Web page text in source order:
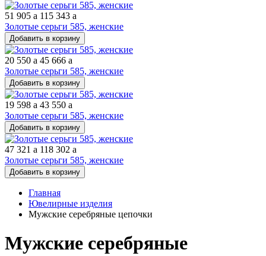
51 905 a 115 343 a
Золотые серьги 585, женские
Добавить в корзину
20 550 a 45 666 a
Золотые серьги 585, женские
Добавить в корзину
19 598 a 43 550 a
Золотые серьги 585, женские
Добавить в корзину
47 321 a 118 302 a
Золотые серьги 585, женские
Добавить в корзину
Главная
Ювелирные изделия
Мужские серебряные цепочки
Мужские серебряные